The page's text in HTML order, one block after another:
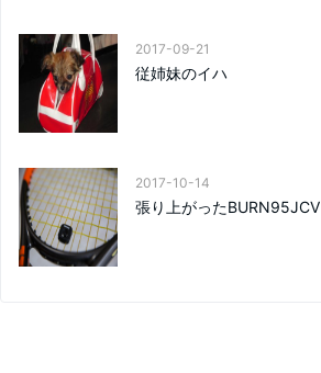
2017-09-21
従姉妹のイハ
2017-10-14
張り上がったBURN95JCV